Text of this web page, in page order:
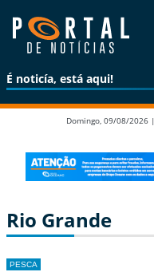
É noticía, está aqui!
Domingo, 09/08/2026 |
Rio Grande
PESCA